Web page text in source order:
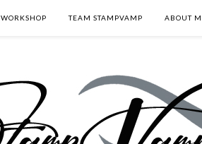
WORKSHOP TEAM STAMPVAMP ABOUT